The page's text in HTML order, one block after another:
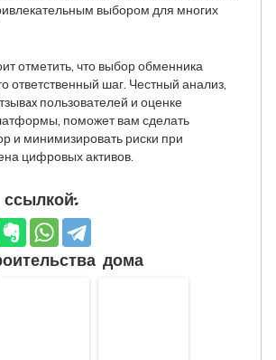
выбором для многих
отметить, что выбор обменника
ответственный шаг. Честный анализ,
пользователей и оценке
поможет вам сделать
и минимизировать риски при
цифровых активов.
дома